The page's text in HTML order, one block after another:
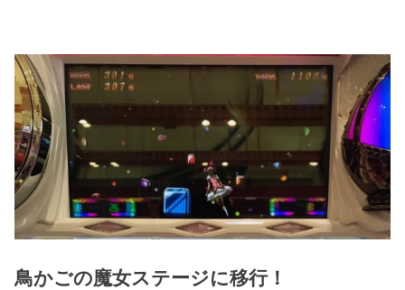
鳥かごの魔女ステージに移行！